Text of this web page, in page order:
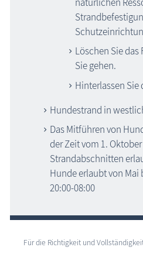
Löschen Sie das
Sie gehen.
Hinterlassen Sie
Hundestrand in
Das Mitführen von
der Zeit vom 1.
Strandabschnitten
Hunde erlaubt von Mai
20:00-08:00
Für die Richtigkeit und